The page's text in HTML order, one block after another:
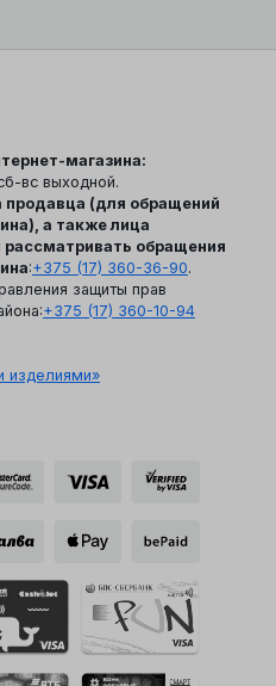
магазина:
вс выходной.
продавца (для обращений
а также лица
обращения
:+375 (17) 360-36-90.
защиты прав
+375 (17) 360-10-94
изделиями»